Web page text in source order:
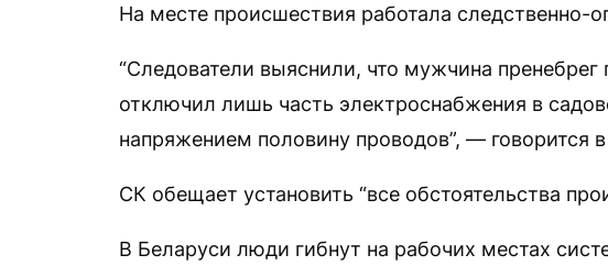
На месте происшествия работала следственно-
“Следователи выяснили, что мужчина
отключил лишь часть электроснабжения в
напряжением половину проводов”, — говорится
СК обещает установить “все обстоятельства
В Беларуси люди гибнут на рабочих местах